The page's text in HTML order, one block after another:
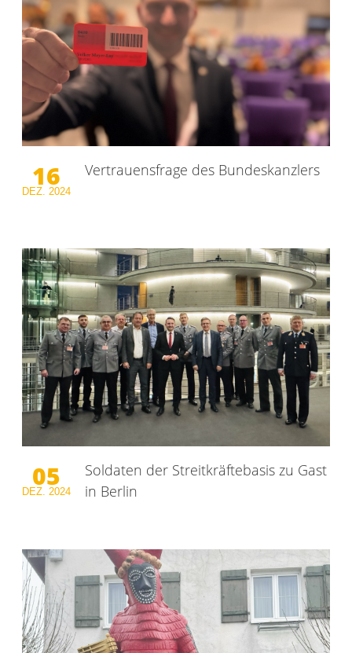
16
DEZ.2024
Vertrauensfrage des Bundeskanzlers
05
DEZ.2024
Soldaten der Streitkräftebasis zu Gast
in Berlin